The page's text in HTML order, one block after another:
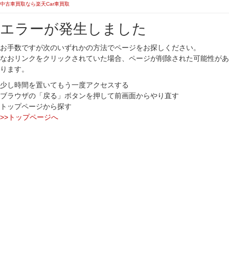
中古車買取なら楽天Car車買取
エラーが発生しました
お手数ですが次のいずれかの方法でページをお探しください。
なおリンクをクリックされていた場合、ページが削除された可能性があ
ります。
少し時間を置いてもう一度アクセスする
ブラウザの「戻る」ボタンを押して前画面からやり直す
トップページから探す
>>トップページへ